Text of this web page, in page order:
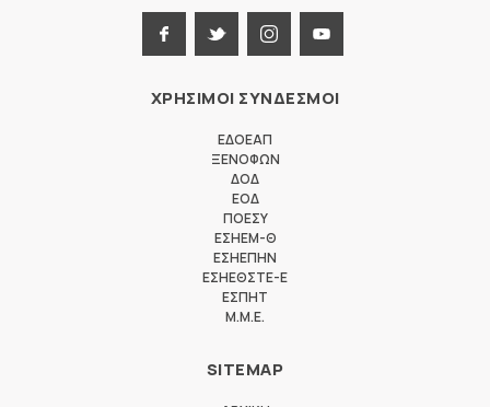
ΧΡΗΣΙΜΟΙ ΣΥΝΔΕΣΜΟΙ
ΕΔΟΕΑΠ
ΞΕΝΟΦΩΝ
ΔΟΔ
ΕΟΔ
ΠΟΕΣΥ
ΕΣΗΕΜ-Θ
ΕΣΗΕΠΗΝ
ΕΣΗΕΘΣΤΕ-Ε
ΕΣΠΗΤ
M.M.E.
SITEMAP